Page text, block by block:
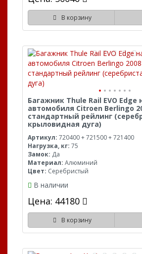
В корзину
Багажник Thule Rail EVO
автомобиля Citroen Berlingo
стандартный рейлинг
крыловидная дуга)
Артикул: 720400 + 721500 + 721400
Нагрузка, кг: 75
Замок: Да
Материал: Алюминий
Цвет: Серебристый
В наличии
Цена: 44180
В корзину